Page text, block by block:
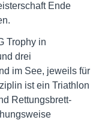
Ende
Trophy in
drei
im See, jeweils für
ist ein Triathlon
Rettungsbrett-